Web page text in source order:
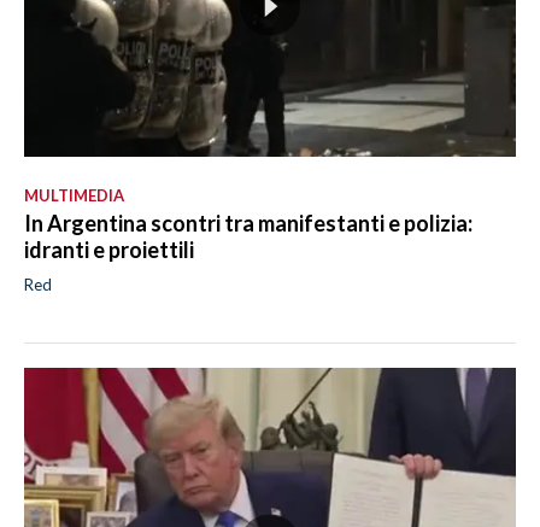
MULTIMEDIA
In Argentina scontri tra manifestanti e polizia:
idranti e proiettili
Red